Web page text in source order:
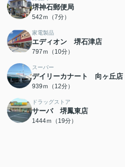
堺神石郵便局
542ｍ（7分）
家電製品
エディオン 堺石津店
797ｍ（10分）
スーパー
デイリーカナート 向ヶ丘店
939ｍ（12分）
ドラッグストア
サーバ 堺鳳東店
1444ｍ（19分）